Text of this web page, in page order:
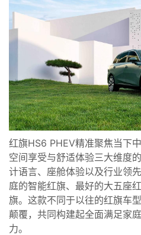
红旗HS6 PHEV精准聚焦当下
空间享受与舒适体验三大维度
计语言、座舱体验以及行业领
庭的智能红旗、最好的大五座
旗。这款不同于以往的红旗车
颠覆，共同构建起全面满足家
力。